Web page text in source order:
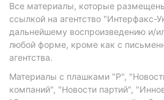
Все материалы, которые
ссылкой на агентство "Интерфакс-
дальнейшему воспроизведению и/
любой форме, кроме как с
агентства.
Материалы с плашками "Р",
компаний", "Новости партий",